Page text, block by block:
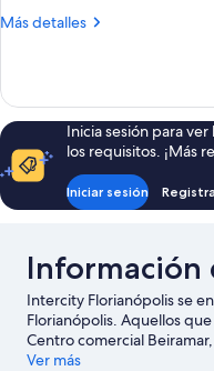
1
e
1
Cama
Solteiro
Más detalles
Más
Triplo
-
1
Cama
Queen
e
Solteiro
Inicia sesión para
los requisitos. ¡Más
Iniciar sesión
Información
Intercity Florianópolis se
Florianópolis. Aquellos
Centro comercial
belleza natural de Dunas
Ver más